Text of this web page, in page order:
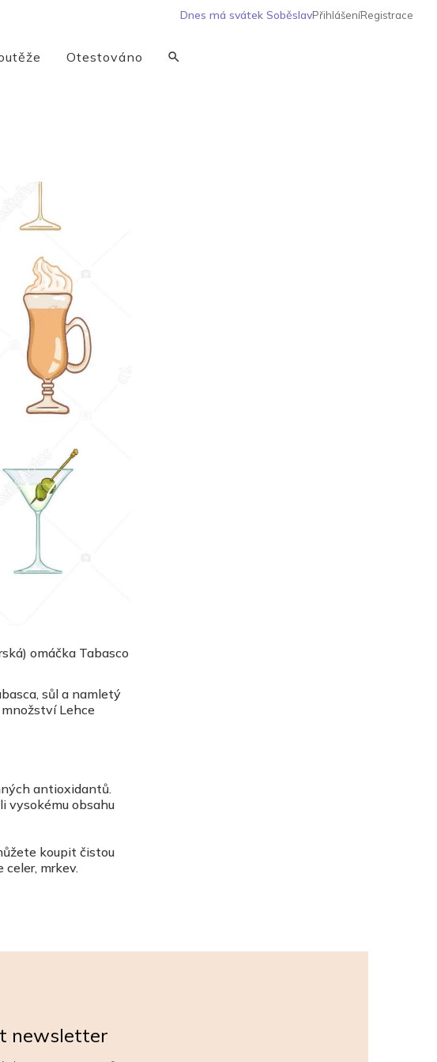
Dnes má svátek SoběslavPřihlášeníRegistrace
Otestováno
omáčka Tabasco
sůl a namletý
Lehce
antioxidantů.
vysokému obsahu
koupit čistou
mrkev.
newsletter